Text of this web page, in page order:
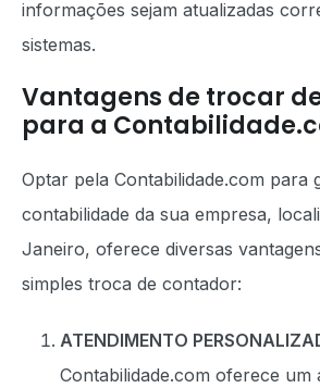
informações sejam atualizadas
sistemas.
Vantagens de trocar
para a
Optar pela Contabilidade.com para
contabilidade da sua empresa,
Janeiro, oferece diversas
simples troca de contador:
ATENDIMENTO
Contabilidade.com oferece um